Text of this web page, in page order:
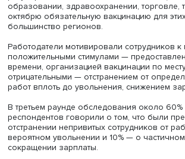
Исследование выявило, что к
разница в охвате вакцинацией между
болевшими и не болевшими ранее
отличия в доле вакцинированных
(46,9% младше 35 лет, 57,3% старше
высшим образованием и имевшими
38,5%), а также между работающими
46,8% соответственно).